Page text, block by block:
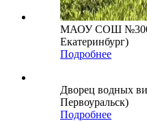
МАОУ СОШ
Екатеринбург)
Подробнее
Дворец водных
Первоуральск)
Подробнее